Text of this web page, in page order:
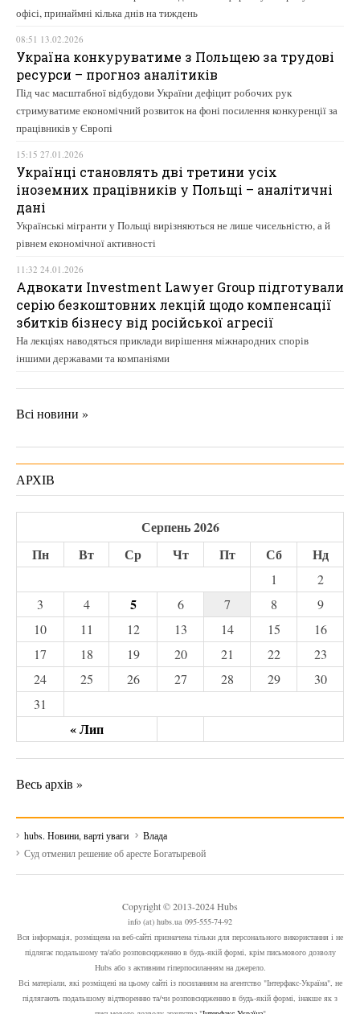
офісі, принаймні кілька днів на тиждень
08:51 13.02.2026
Україна конкуруватиме з Польщею за трудові
ресурси – прогноз аналітиків
Під час масштабної відбудови України дефіцит робочих рук
стримуватиме економічний розвиток на фоні посилення конкуренції за
працівників у Європі
15:15 27.01.2026
Українці становлять дві третини усіх
іноземних працівників у Польщі – аналітичні
дані
Українські мігранти у Польщі вирізняються не лише чисельністю, а й
рівнем економічної активності
11:32 24.01.2026
Адвокати Investment Lawyer Group підготували
серію безкоштовних лекцій щодо компенсації
збитків бізнесу від російської агресії
На лекціях наводяться приклади вирішення міжнародних спорів
іншими державами та компаніями
Всі новини »
АРХІВ
Серпень 2026
Пн
Вт Ср Чт Пт Сб Нд
« Лип
1
2
3
4 5 6 7 8
9
10
11 12 13 14 15
16
17
18 19 20 21 22
23
24
25 26 27 28 29
30
31
Весь архів »
hubs. Новини, варті уваги
Влада
Суд отменил решение об аресте Богатыревой
Copyright © 2013-2024 Hubs
info (at) hubs.ua 095-555-74-92
Вся інформація, розміщена на веб-сайті призначена тільки для персонального використання і не
підлягає подальшому та/або розповсюдженню в будь-якій формі, крім письмового дозволу
Hubs або з активним гіперпосиланням на джерело.
Всі матеріали, які розміщені на цьому сайті із посиланням на агентство "Інтерфакс-Україна", не
підлягають подальшому відтворенню та/чи розповсюдженню в будь-якій формі, інакше як з